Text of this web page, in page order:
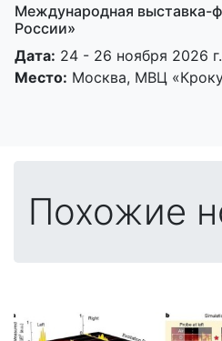
Международная выставка-
России»
Дата: 24 - 26 ноября 2026 г.
Место: Москва, МВЦ
Похожие